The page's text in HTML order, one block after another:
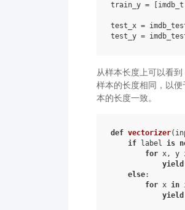
train_y =
test_x =
test_y =
从样本长度上可以看
样本的长度相同，以
本的长度一致。
def vectorizer(
if
label is
for x, y
yield
else:
for x in
yield